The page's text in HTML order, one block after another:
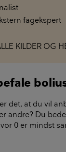
fagekspert
KILDER OG
det, at du vil
andre? Du
0 er mindst